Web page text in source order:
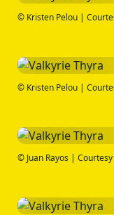
© Kristen Pelou |
© Kristen Pelou |
© Juan Rayos |